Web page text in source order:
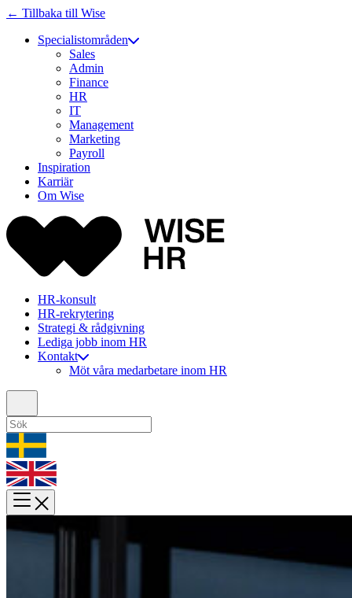
← Tillbaka till Wise
Specialistområden
Sales
Admin
Finance
HR
IT
Management
Marketing
Payroll
Inspiration
Karriär
Om Wise
HR-konsult
HR-rekrytering
Strategi & rådgivning
Lediga jobb inom HR
Kontakt
Möt våra medarbetare inom HR